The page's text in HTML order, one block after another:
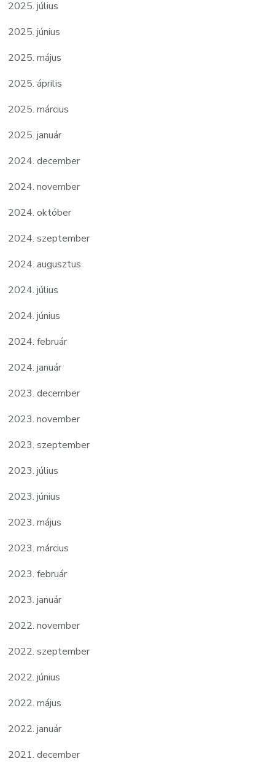
2025. július
2025. június
2025. május
2025. április
2025. március
2025. január
2024. december
2024. november
2024. október
2024. szeptember
2024. augusztus
2024. július
2024. június
2024. február
2024. január
2023. december
2023. november
2023. szeptember
2023. július
2023. június
2023. május
2023. március
2023. február
2023. január
2022. november
2022. szeptember
2022. június
2022. május
2022. január
2021. december